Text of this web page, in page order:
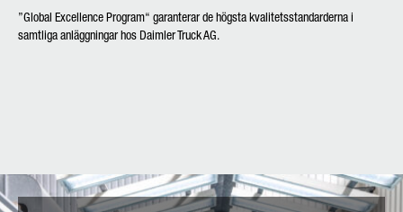
”Global Excellence Program“ garanterar de högsta kvalitetsstandarderna i
samtliga anläggningar hos Daimler Truck AG.